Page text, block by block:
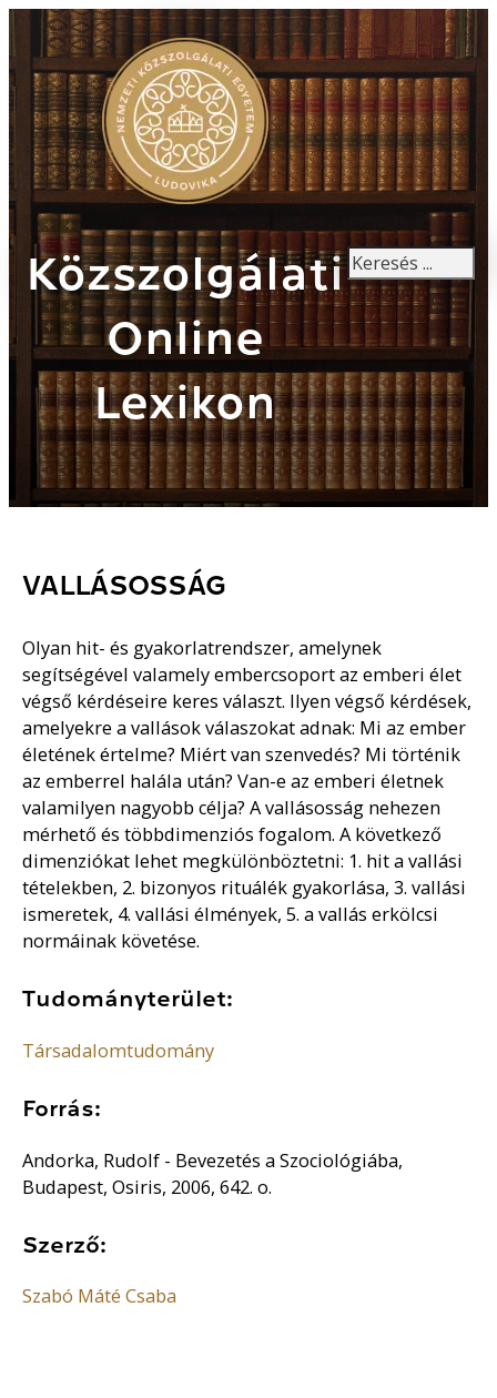
Közszolgálati
Online
Lexikon
Keresés
VALLÁSOSSÁG
Olyan hit- és gyakorlatrendszer, amelynek
segítségével valamely embercsoport az emberi élet
végső kérdéseire keres választ. Ilyen végső kérdések,
amelyekre a vallások válaszokat adnak: Mi az ember
életének értelme? Miért van szenvedés? Mi történik
az emberrel halála után? Van-e az emberi életnek
valamilyen nagyobb célja? A vallásosság nehezen
mérhető és többdimenziós fogalom. A következő
dimenziókat lehet megkülönböztetni: 1. hit a vallási
tételekben, 2. bizonyos rituálék gyakorlása, 3. vallási
ismeretek, 4. vallási élmények, 5. a vallás erkölcsi
normáinak követése.
Tudományterület:
Társadalomtudomány
Forrás:
Andorka, Rudolf - Bevezetés a Szociológiába,
Budapest, Osiris, 2006, 642. o.
Szerző:
Szabó Máté Csaba